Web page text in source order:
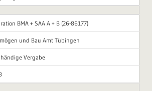
BMA + SAA A + B (26-86177)
und Bau Amt Tübingen
Vergabe